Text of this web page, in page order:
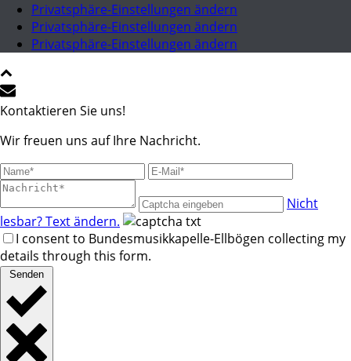
Privatsphäre-Einstellungen ändern
Privatsphäre-Einstellungen ändern
Privatsphäre-Einstellungen ändern
Kontaktieren Sie uns!
Wir freuen uns auf Ihre Nachricht.
Nicht
lesbar? Text ändern.
I consent to Bundesmusikkapelle-Ellbögen collecting my
details through this form.
Senden